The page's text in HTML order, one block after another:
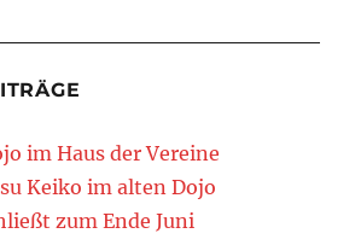
im Haus der Vereine
Keiko im alten Dojo
zum Ende Juni